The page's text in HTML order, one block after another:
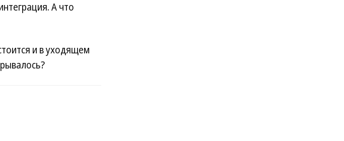
А что
и в уходящем